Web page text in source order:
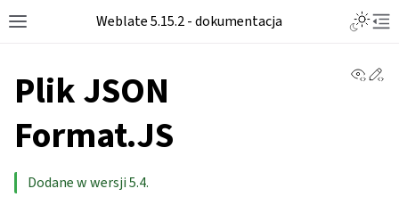
Weblate 5.15.2 - dokumentacja
Plik JSON
Format.JS
Dodane w wersji 5.4.